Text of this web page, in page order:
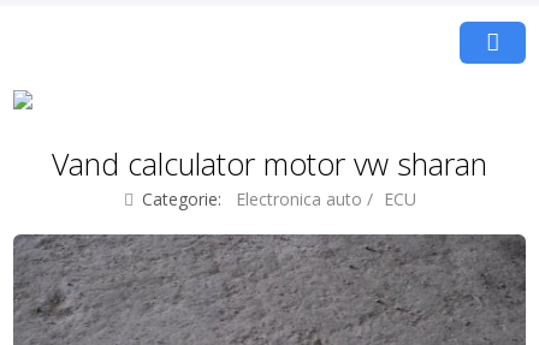
Vand calculator motor vw sharan
Categorie: Electronica auto / ECU